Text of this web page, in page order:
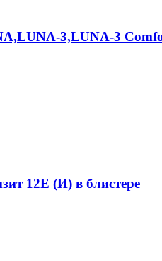
3,LUNA-3
12Е (И) в блистере